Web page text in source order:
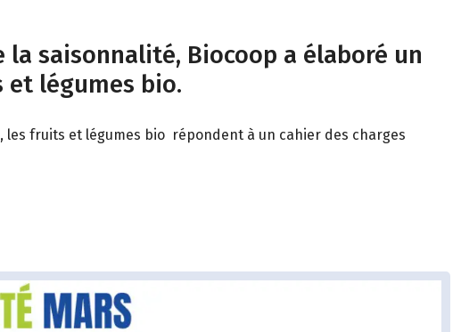
saisonnalité, Biocoop a élaboré un
légumes bio.
les fruits et légumes bio répondent à un cahier des charges